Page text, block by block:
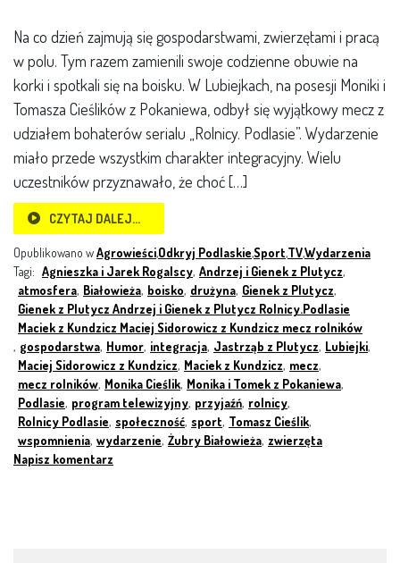
Na co dzień zajmują się gospodarstwami, zwierzętami i pracą
w polu. Tym razem zamienili swoje codzienne obuwie na
korki i spotkali się na boisku. W Lubiejkach, na posesji Moniki i
Tomasza Cieślików z Pokaniewa, odbył się wyjątkowy mecz z
udziałem bohaterów serialu „Rolnicy. Podlasie”. Wydarzenie
miało przede wszystkim charakter integracyjny. Wielu
uczestników przyznawało, że choć […]
CZYTAJ DALEJ…
Opublikowano wAgrowieści,Odkryj Podlaskie,Sport,TV,Wydarzenia
Tagi: Agnieszka i Jarek Rogalscy, Andrzej i Gienek z Plutycz,
atmosfera, Białowieża, boisko, drużyna, Gienek z Plutycz,
Gienek z Plutycz Andrzej i Gienek z Plutycz Rolnicy.Podlasie
Maciek z Kundzicz Maciej Sidorowicz z Kundzicz mecz rolników
, gospodarstwa, Humor, integracja, Jastrząb z Plutycz, Lubiejki,
Maciej Sidorowicz z Kundzicz, Maciek z Kundzicz, mecz,
mecz rolników, Monika Cieślik, Monika i Tomek z Pokaniewa,
Podlasie, program telewizyjny, przyjaźń, rolnicy,
Rolnicy Podlasie, społeczność, sport, Tomasz Cieślik,
wspomnienia, wydarzenie, Żubry Białowieża, zwierzęta
Napisz komentarz